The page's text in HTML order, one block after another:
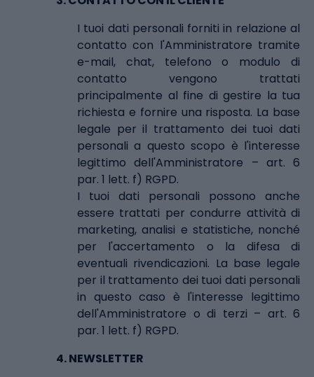
I tuoi dati personali forniti in relazione al
contatto con l'Amministratore tramite
e-mail, chat, telefono o modulo di
contatto vengono trattati
principalmente al fine di gestire la tua
richiesta e fornire una risposta. La base
legale per il trattamento dei tuoi dati
personali a questo scopo è l'interesse
legittimo dell'Amministratore – art. 6
par. 1 lett. f) RGPD.
I tuoi dati personali possono anche
essere trattati per condurre attività di
marketing, analisi e statistiche, nonché
per l'accertamento o la difesa di
eventuali rivendicazioni. La base legale
per il trattamento dei tuoi dati personali
in questo caso è l'interesse legittimo
dell'Amministratore o di terzi – art. 6
par. 1 lett. f) RGPD.
4.NEWSLETTER